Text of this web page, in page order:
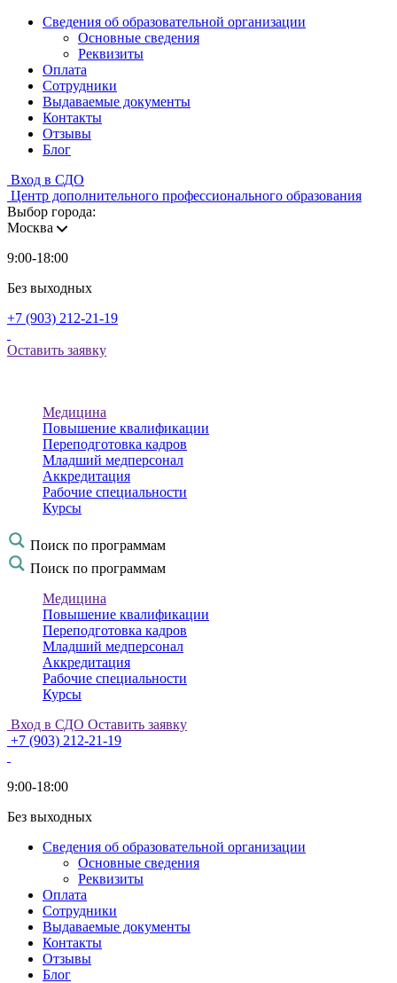
Сведения об образовательной организации
Основные сведения
Реквизиты
Оплата
Сотрудники
Выдаваемые документы
Контакты
Отзывы
Блог
Вход в СДО
Центр дополнительного профессионального образования
Выбор города:
Москва
9:00-18:00
Без выходных
+7 (903) 212-21-19
Оставить заявку
Медицина
Повышение квалификации
Переподготовка кадров
Младший медперсонал
Аккредитация
Рабочие специальности
Курсы
Поиск по программам
Поиск по программам
Медицина
Повышение квалификации
Переподготовка кадров
Младший медперсонал
Аккредитация
Рабочие специальности
Курсы
Вход в СДО Оставить заявку
+7 (903) 212-21-19
9:00-18:00
Без выходных
Сведения об образовательной организации
Основные сведения
Реквизиты
Оплата
Сотрудники
Выдаваемые документы
Контакты
Отзывы
Блог